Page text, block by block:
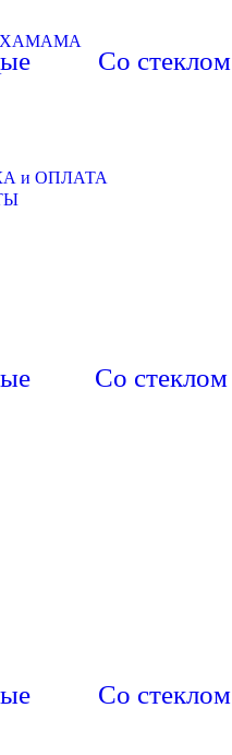
Со стеклом
Со стеклом
Со стеклом
ХАМАМА
и ОПЛАТА